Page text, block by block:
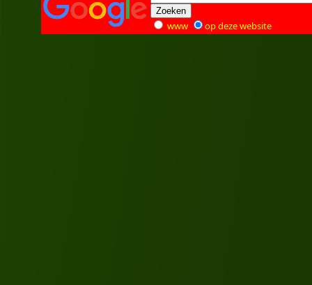
www op deze website